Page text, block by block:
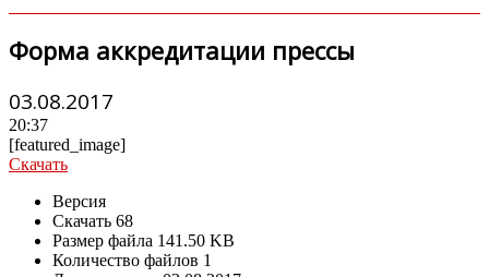
Форма аккредитации прессы
03.08.2017
20:37
[featured_image]
Скачать
Версия
Скачать 68
Размер файла 141.50 KB
Количество файлов 1